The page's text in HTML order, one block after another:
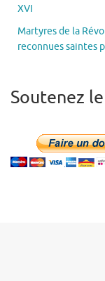
XVI
Martyres de la
reconnues saintes
Soutenez